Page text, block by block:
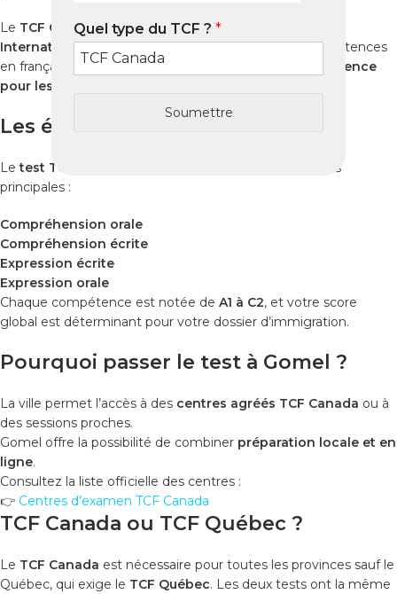
Quel type du TCF ? *
Soumettre
Le TCF Canadaest administré parFrance Éducation
Internationalet reconnu parIRCC. Il évalue vos compétences
en français selon leCadre européen commun de référence
pour les langues (CECRL)
Les épreuves du TCF Canada
Letest TCF Canada exam
comprend quatre épreuves
principales :
Compréhension orale
Compréhension écrite
Expression écrite
Expression orale
Chaque compétence est notée de A1 à C2, et votre score
global est déterminant pour votre dossier d’immigration.
Pourquoi passer le test à Gomel ?
La ville permet l’accès à des centres agréés TCF Canada ou à
des sessions proches.
Gomel offre la possibilité de combiner préparation locale et en
ligne.
Consultez la liste officielle des centres :
👉 Centres d’examen TCF Canada
TCF Canada ou TCF Québec ?
Le TCF Canada est nécessaire pour toutes les provinces sauf le
Québec, qui exige le TCF Québec. Les deux tests ont la même